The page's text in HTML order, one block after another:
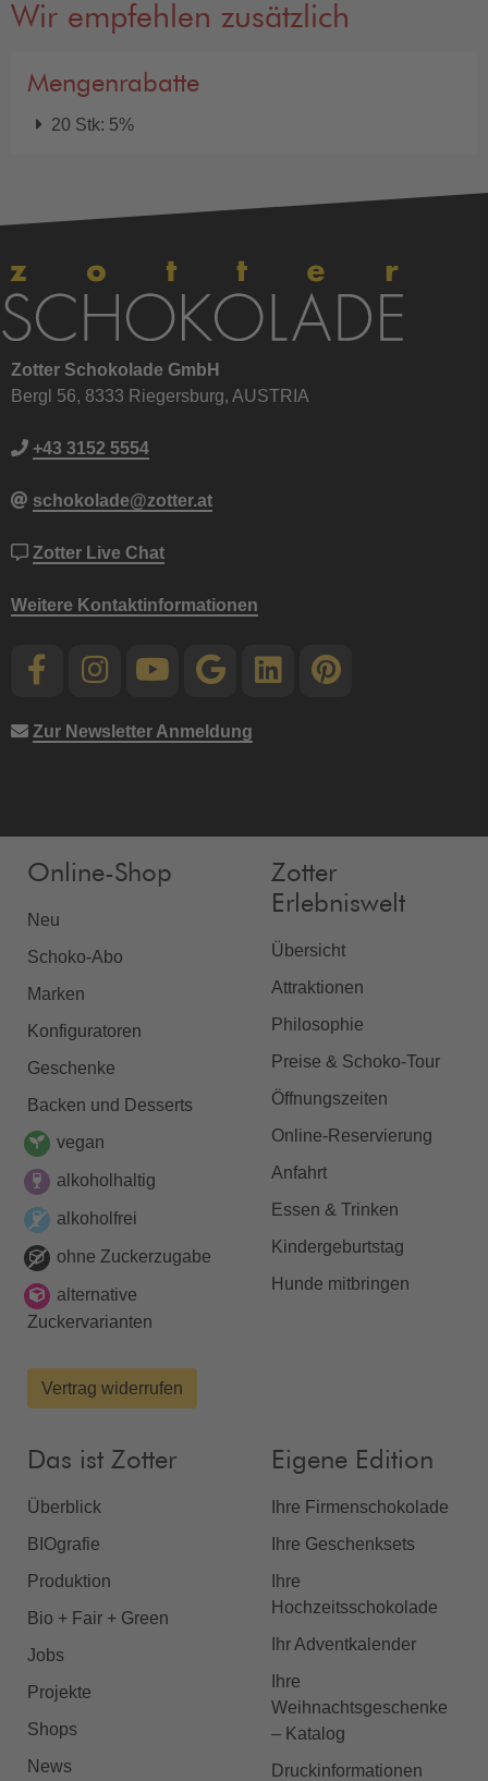
Wir empfehlen zusätzlich
Mengenrabatte
20 Stk: 5%
Zotter Schokolade GmbH
Bergl 56, 8333 Riegersburg, AUSTRIA
+43 3152 5554
schokolade@zotter.at
Zotter Live Chat
Weitere Kontaktinformationen
Zur Newsletter Anmeldung
Online-Shop
Neu
Schoko-Abo
Marken
Konfiguratoren
Geschenke
Backen und Desserts
vegan
alkoholhaltig
alkoholfrei
ohne Zuckerzugabe
alternative
Zuckervarianten
Vertrag widerrufen
Zotter
Erlebniswelt
Übersicht
Attraktionen
Philosophie
Preise & Schoko-Tour
Öffnungszeiten
Online-Reservierung
Anfahrt
Essen & Trinken
Kindergeburtstag
Hunde mitbringen
Das ist Zotter
Überblick
BIOgrafie
Produktion
Bio + Fair + Green
Jobs
Projekte
Shops
News
Eigene Edition
Ihre Firmenschokolade
Ihre Geschenksets
Ihre
Hochzeitsschokolade
Ihr Adventkalender
Ihre
Weihnachtsgeschenke
– Katalog
Druckinformationen